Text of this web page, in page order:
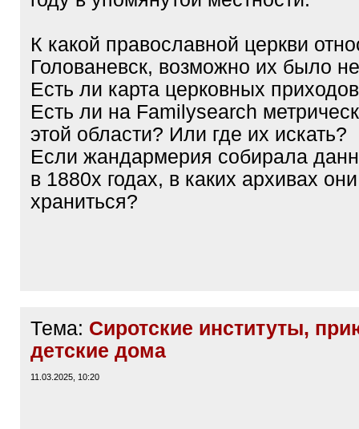
К какой православной церкви
Голованевск, возможно их было
Есть ли карта церковных
Есть ли на Familysearch
этой области? Или где их искать?
Если жандармерия собирала
в 1880х годах, в каких архивах
храниться?
Тема: Сиротские институты,
детские дома
11.03.2025, 10:20